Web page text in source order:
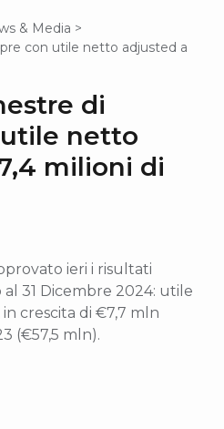
& Media
con utile netto adjusted a
di
netto
milioni di
ieri i risultati
31 Dicembre 2024: utile
crescita di €7,7 mln
(€57,5 mln).